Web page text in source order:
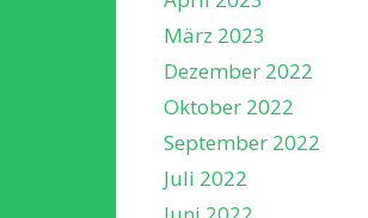
März 2023
Dezember 2022
Oktober 2022
September 2022
Juli 2022